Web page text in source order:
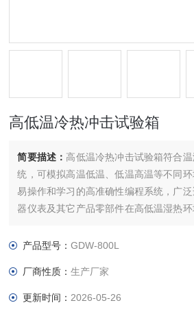
高低温冷热冲击试验箱
简要描述： 高低温冷热冲击试验箱符合
统，可模拟高温低温、低温高温等不同
易操作和学习的高准确性编程系统，广
器仪表及其它产品零部件在高低温湿热
性，特别是产品电气性能和机械性能的变
产品型号：GDW-800L
厂商性质：生产厂家
更新时间： 2026-05-26